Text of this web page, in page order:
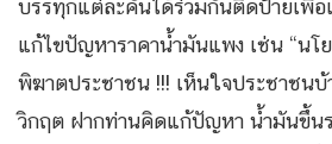
บรรทุกแต่ละคันได้ร่วมกันติดป้ายเพื่อ
แก้ไขปัญหาราคาน้ำมันแพง เช่น “นโ
พิฆาตประชาชน !!! เห็นใจประชาชนบ้
วิกฤต ฝากท่านคิดแก้ปัญหา น้ำมันขึ้น